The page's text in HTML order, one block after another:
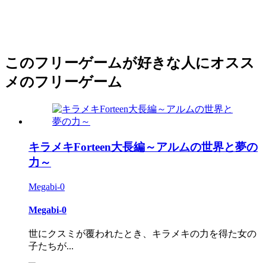
このフリーゲームが好きな人にオスス
メのフリーゲーム
キラメキForteen大長編～アルムの世界と夢の
力～
Megabi-0
Megabi-0
世にクスミが覆われたとき、キラメキの力を得た女の
子たちが...